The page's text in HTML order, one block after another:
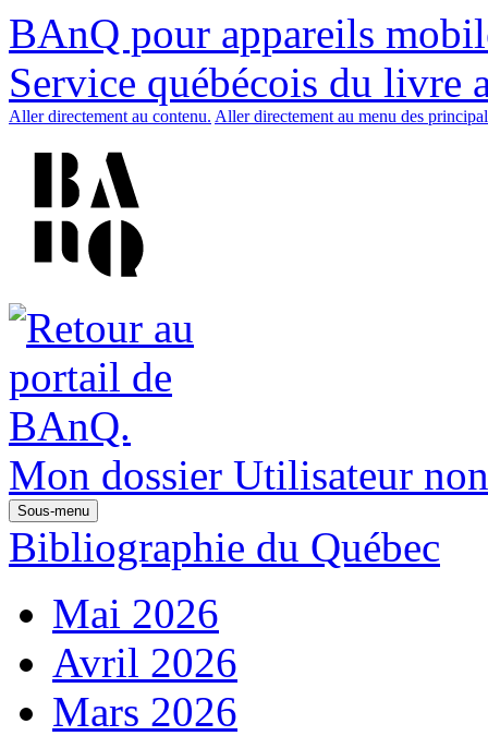
BAnQ pour appareils
Service québécois du livre
Aller directement au contenu. Aller directement au menu des
Mon dossier Utilisateur
Sous-menu
Bibliographie du Québec
Mai 2026
Avril 2026
Mars 2026